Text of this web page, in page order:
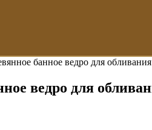
банное ведро для
ведро для